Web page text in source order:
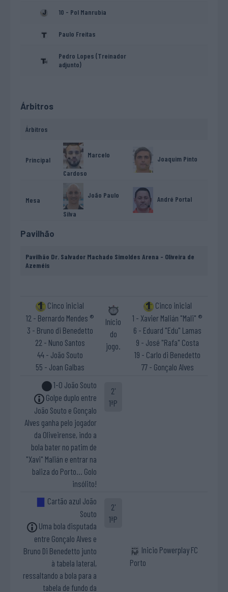
10 - Pol Manrubia
Paulo Freitas
Pedro Lopes (Treinador
adjunto)
Árbitros
Árbitros
Principal
Marcelo
Cardoso
Joaquim Pinto
Mesa
João Paulo
Silva
André Portal
Pavilhão
Pavilhão Dr. Salvador Machado Simoldes Arena - Oliveira de
Azeméis
Cinco inicial
12 - Bernardo Mendes ®
3 - Bruno di Benedetto
22 - Nuno Santos
44 - João Souto
55 - Joan Galbas
Início
do
jogo.
Cinco inicial
1 - Xavier Malián "Mali" ®
6 - Eduard "Edu" Lamas
9 - José "Rafa" Costa
19 - Carlo di Benedetto
77 - Gonçalo Alves
1-0 João Souto
Golpe duplo entre
João Souto e Gonçalo
Alves ganha pelo jogador
da Oliveirense, indo a
bola bater no patim de
"Xavi" Malián e entrar na
baliza do Porto... Golo
insólito!
2'
1ªP
Cartão azul João
Souto
Uma bola disputada
entre Gonçalo Alves e
Bruno Di Benedetto junto
à tabela lateral,
ressaltando a bola para a
tabela de fundo da
2'
1ªP
Inicio Powerplay FC
Porto